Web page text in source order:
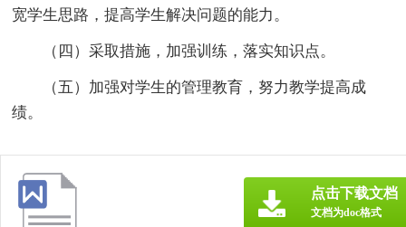
宽学生思路，提高学生解决问题的能力。
（四）采取措施，加强训练，落实知识点。
（五）加强对学生的管理教育，努力教学提高成
绩。
点击下载文档
文档为doc格式